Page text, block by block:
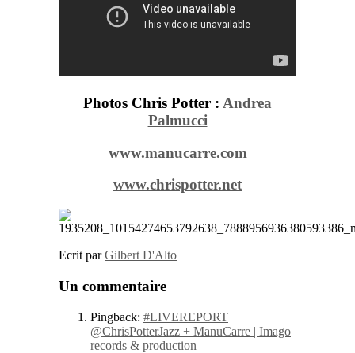
Photos Chris Potter : Andrea
Palmucci
www.manucarre.com
www.chrispotter.net
Ecrit parGilbert D'Alto
Un commentaire
Pingback: #LIVEREPORT
@ChrisPotterJazz + ManuCarre | Imago
records & production